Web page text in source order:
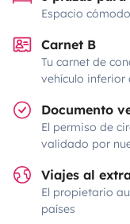
Espacio
Carnet B
Tu carnet de
vehículo inferior
Documento
El permiso de
validado por
Viajes al
El propietario
países